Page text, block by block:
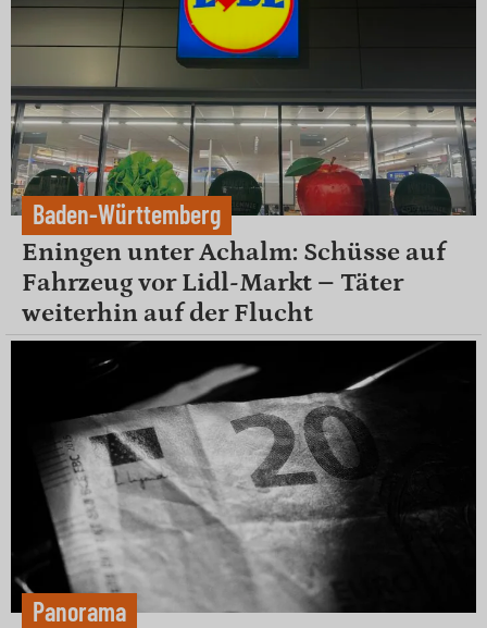
Baden-Württemberg
Eningen unter Achalm: Schüsse auf
Fahrzeug vor Lidl-Markt – Täter
weiterhin auf der Flucht
Panorama